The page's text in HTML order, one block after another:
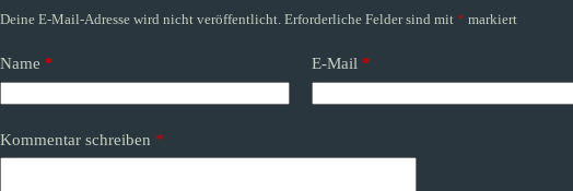
Deine E-Mail-Adresse wird nicht veröffentlicht. Erforderliche Felder sind mit * markiert
Name * E-Mail *
Kommentar schreiben *